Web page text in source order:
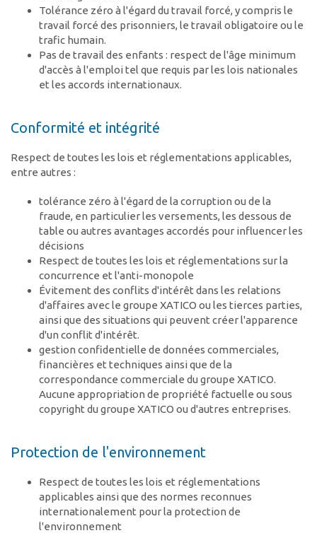
Tolérance zéro à l'égard du travail forcé, y compris le
travail forcé des prisonniers, le travail obligatoire ou le
trafic humain.
Pas de travail des enfants : respect de l'âge minimum
d'accès à l'emploi tel que requis par les lois nationales
et les accords internationaux.
Conformité et intégrité
Respect de toutes les lois et réglementations applicables,
entre autres :
tolérance zéro à l'égard de la corruption ou de la
fraude, en particulier les versements, les dessous de
table ou autres avantages accordés pour influencer les
décisions
Respect de toutes les lois et réglementations sur la
concurrence et l'anti-monopole
Évitement des conflits d'intérêt dans les relations
d'affaires avec le groupe XATICO ou les tierces parties,
ainsi que des situations qui peuvent créer l'apparence
d'un conflit d'intérêt.
gestion confidentielle de données commerciales,
financières et techniques ainsi que de la
correspondance commerciale du groupe XATICO.
Aucune appropriation de propriété factuelle ou sous
copyright du groupe XATICO ou d'autres entreprises.
Protection de l'environnement
Respect de toutes les lois et réglementations
applicables ainsi que des normes reconnues
internationalement pour la protection de
l'environnement